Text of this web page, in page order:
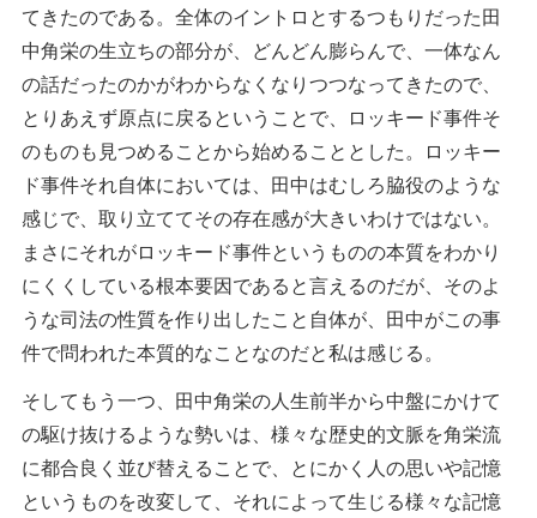
てきたのである。全体のイントロとするつもりだった田
中角栄の生立ちの部分が、どんどん膨らんで、一体なん
の話だったのかがわからなくなりつつなってきたので、
とりあえず原点に戻るということで、ロッキード事件そ
のものも見つめることから始めることとした。ロッキー
ド事件それ自体においては、田中はむしろ脇役のような
感じで、取り立ててその存在感が大きいわけではない。
まさにそれがロッキード事件というものの本質をわかり
にくくしている根本要因であると言えるのだが、そのよ
うな司法の性質を作り出したこと自体が、田中がこの事
件で問われた本質的なことなのだと私は感じる。
そしてもう一つ、田中角栄の人生前半から中盤にかけて
の駆け抜けるような勢いは、様々な歴史的文脈を角栄流
に都合良く並び替えることで、とにかく人の思いや記憶
というものを改変して、それによって生じる様々な記憶